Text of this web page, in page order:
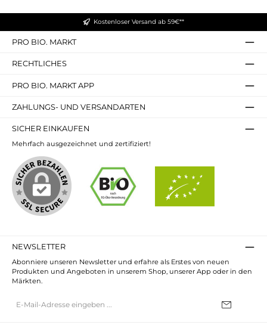
Kostenloser Versand ab 59€**
PRO BIO. MARKT
RECHTLICHES
PRO BIO. MARKT APP
ZAHLUNGS- UND VERSANDARTEN
SICHER EINKAUFEN
Mehrfach ausgezeichnet und zertifiziert!
NEWSLETTER
Abonniere unseren Newsletter und erfahre als Erstes von neuen
Produkten und Angeboten in unserem Shop, unserer App oder in den
Märkten.
Mail-